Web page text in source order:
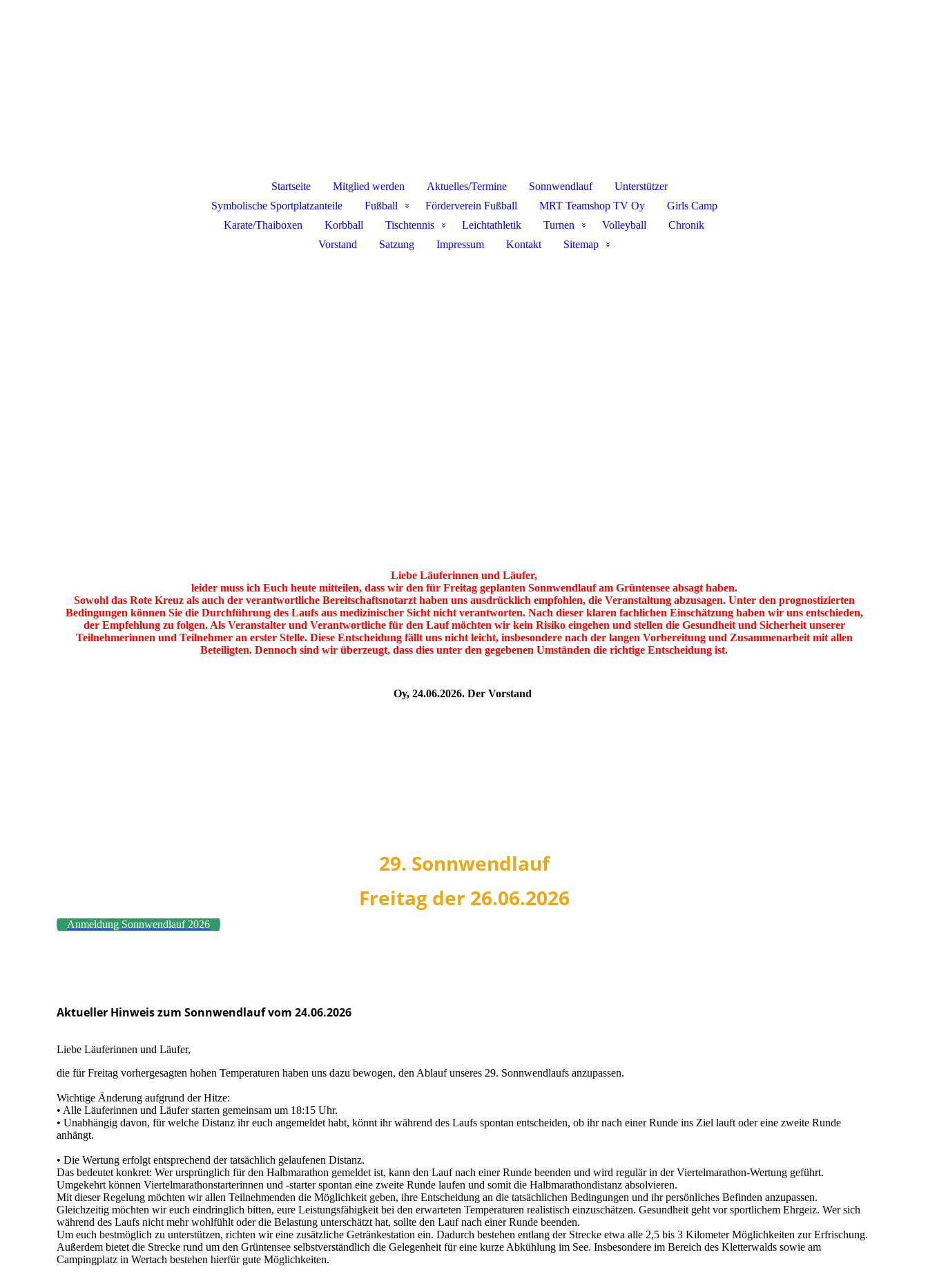
Startseite Mitglied werden Aktuelles/Termine Sonnwendlauf
Unterstützer
Symbolische Sportplatzanteile
Fußball Förderverein Fußball MRT Teamshop TV Oy
Girls Camp
Karate/Thaiboxen
Korbball Tischtennis Leichtathletik Turnen Volleyball
Chronik
Vorstand
Satzung Impressum Kontakt Sitemap
Liebe Läuferinnen und Läufer,
leider muss ich Euch heute mitteilen, dass wir den für Freitag geplanten Sonnwendlauf am Grüntensee absagt haben.
Sowohl das Rote Kreuz als auch der verantwortliche Bereitschaftsnotarzt haben uns ausdrücklich empfohlen, die Veranstaltung abzusagen. Unter den prognostizierten
Bedingungen können Sie die Durchführung des Laufs aus medizinischer Sicht nicht verantworten. Nach dieser klaren fachlichen Einschätzung haben wir uns entschieden,
der Empfehlung zu folgen. Als Veranstalter und Verantwortliche für den Lauf möchten wir kein Risiko eingehen und stellen die Gesundheit und Sicherheit unserer
Teilnehmerinnen und Teilnehmer an erster Stelle. Diese Entscheidung fällt uns nicht leicht, insbesondere nach der langen Vorbereitung und Zusammenarbeit mit allen
Beteiligten. Dennoch sind wir überzeugt, dass dies unter den gegebenen Umständen die richtige Entscheidung ist.
Oy, 24.06.2026. Der Vorstand
29. Sonnwendlauf
Freitag der 26.06.2026
Anmeldung Sonnwendlauf 2026
Aktueller Hinweis zum Sonnwendlauf vom 24.06.2026
Liebe Läuferinnen und Läufer,
die für Freitag vorhergesagten hohen Temperaturen haben uns dazu bewogen, den Ablauf unseres 29. Sonnwendlaufs anzupassen.
Wichtige Änderung aufgrund der Hitze:
• Alle Läuferinnen und Läufer starten gemeinsam um 18:15 Uhr.
• Unabhängig davon, für welche Distanz ihr euch angemeldet habt, könnt ihr während des Laufs spontan entscheiden, ob ihr nach einer Runde ins Ziel lauft oder eine zweite Runde
anhängt.
• Die Wertung erfolgt entsprechend der tatsächlich gelaufenen Distanz.
Das bedeutet konkret: Wer ursprünglich für den Halbmarathon gemeldet ist, kann den Lauf nach einer Runde beenden und wird regulär in der Viertelmarathon-Wertung geführt.
Umgekehrt können Viertelmarathonstarterinnen und -starter spontan eine zweite Runde laufen und somit die Halbmarathondistanz absolvieren.
Mit dieser Regelung möchten wir allen Teilnehmenden die Möglichkeit geben, ihre Entscheidung an die tatsächlichen Bedingungen und ihr persönliches Befinden anzupassen.
Gleichzeitig möchten wir euch eindringlich bitten, eure Leistungsfähigkeit bei den erwarteten Temperaturen realistisch einzuschätzen. Gesundheit geht vor sportlichem Ehrgeiz. Wer sich
während des Laufs nicht mehr wohlfühlt oder die Belastung unterschätzt hat, sollte den Lauf nach einer Runde beenden.
Um euch bestmöglich zu unterstützen, richten wir eine zusätzliche Getränkestation ein. Dadurch bestehen entlang der Strecke etwa alle 2,5 bis 3 Kilometer Möglichkeiten zur Erfrischung.
Außerdem bietet die Strecke rund um den Grüntensee selbstverständlich die Gelegenheit für eine kurze Abkühlung im See. Insbesondere im Bereich des Kletterwalds sowie am
Campingplatz in Wertach bestehen hierfür gute Möglichkeiten.